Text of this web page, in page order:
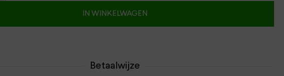
IN WINKELWAGEN
Betaalwijze